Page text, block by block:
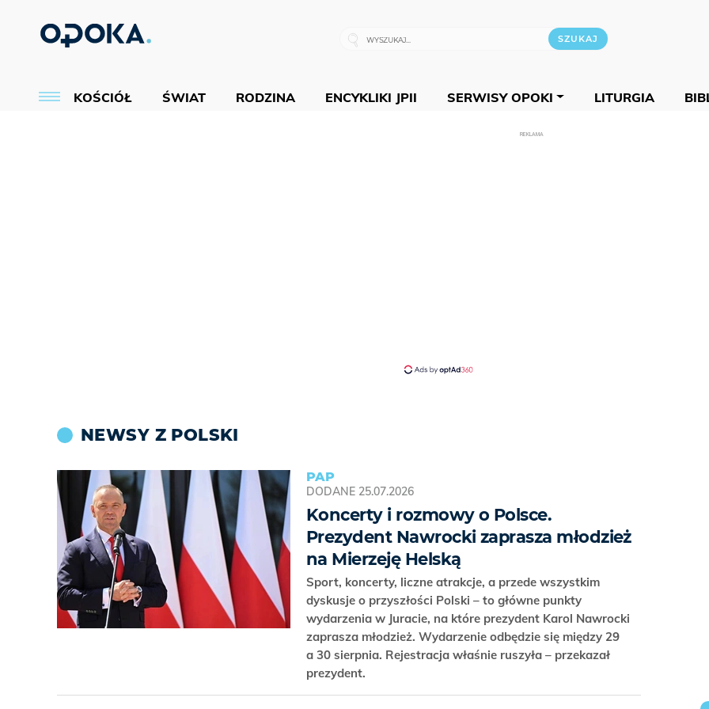
KOŚCIÓŁ ŚWIAT RODZINA ENCYKLIKI JPII SERWISY OPOKI LITURGIA
REKLAMA
NEWSY Z POLSKI
PAP
DODANE 25.07.2026
Koncerty i rozmowy o Polsce.
Prezydent Nawrocki zaprasza młodzież
na Mierzeję Helską
Sport, koncerty, liczne atrakcje, a przede wszystkim
dyskusje o przyszłości Polski – to główne punkty
wydarzenia w Juracie, na które prezydent Karol Nawrocki
zaprasza młodzież. Wydarzenie odbędzie się między 29
a 30 sierpnia. Rejestracja właśnie ruszyła – przekazał
prezydent.